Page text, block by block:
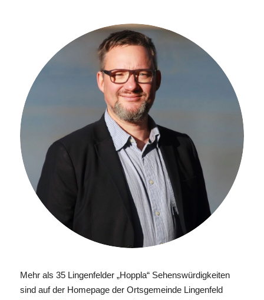
Mehr als 35 Lingenfelder „Hoppla“ Sehenswürdigkeiten
sind auf der Homepage der Ortsgemeinde Lingenfeld